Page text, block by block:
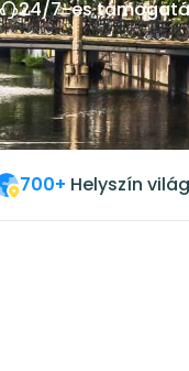
24/7-es
700+ Helyszín